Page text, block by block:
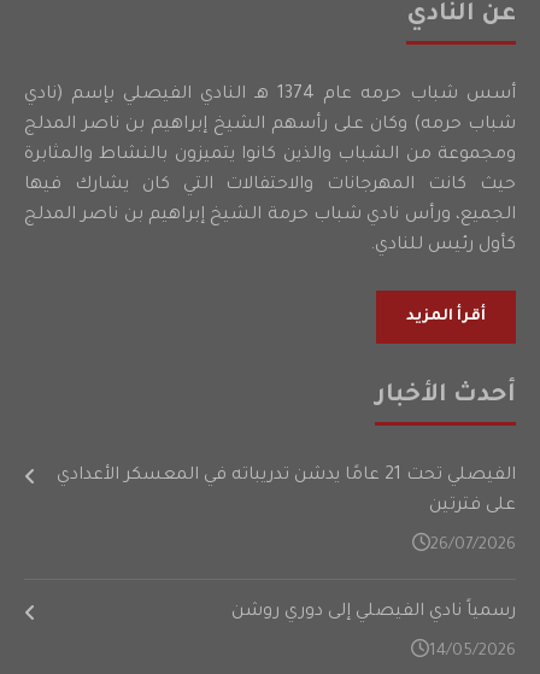
عن النادي
أسس شباب حرمه عام 1374 هـ النادي الفيصلي بإسم (نادي
شباب حرمه) وكان على رأسهم الشيخ إبراهيم بن ناصر المدلج
ومجموعة من الشباب والذين كانوا يتميزون بالنشاط والمثابرة
حيث كانت المهرجانات والاحتفالات التي كان يشارك فيها
الجميع، ورأس نادي شباب حرمة الشيخ إبراهيم بن ناصر المدلج
كأول رئيس للنادي.
أقرأ المزيد
أحدث الأخبار
الفيصلي تحت 21 عامًا يدشن تدريباته في المعسكر الأعدادي
على فترتين
26/07/2026
رسمياً نادي الفيصلي إلى دوري روشن
14/05/2026